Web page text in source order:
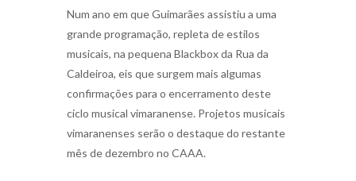
Num ano em que Guimarães assistiu a uma
grande programação, repleta de estilos
musicais, na pequena Blackbox da Rua da
Caldeiroa, eis que surgem mais algumas
confirmações para o encerramento deste
ciclo musical vimaranense. Projetos musicais
vimaranenses serão o destaque do restante
mês de dezembro no CAAA.